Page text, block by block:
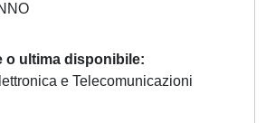
o ultima disponibile
e Telecomunicazioni